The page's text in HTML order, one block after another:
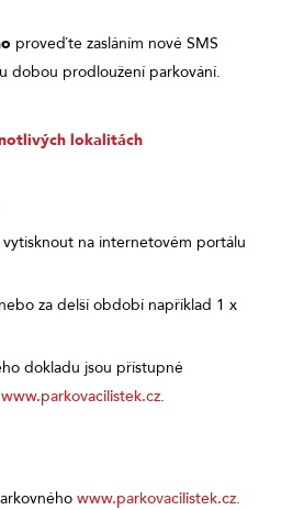
proveďte zasláním nové SMS
dobou prodloužení parkování.
lokalitách
na internetovém portálu
za delší období například 1 x
dokladu jsou přístupné
www.parkovacilistek.cz.
www.parkovacilistek.cz.